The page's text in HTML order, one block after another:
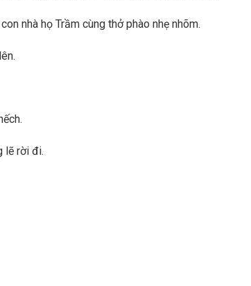
nhà họ Trầm cùng thở phào nhẹ nhõm.
lẽ rời đi.